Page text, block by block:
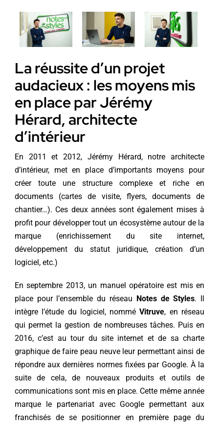
La réussite d’un projet
audacieux : les moyens mis
en place par Jérémy
Hérard, architecte
d’intérieur
En 2011 et 2012, Jérémy Hérard, notre architecte
d’intérieur, met en place d’importants moyens pour
créer toute une structure complexe et riche en
documents (cartes de visite, flyers, documents de
chantier…). Ces deux années sont également mises à
profit pour développer tout un écosystème autour de la
marque (enrichissement du site internet,
développement du statut juridique, création d’un
logiciel, etc.)
En septembre 2013, un manuel opératoire est mis en
place pour l’ensemble du réseau Notes de Styles. Il
intègre l’étude du logiciel, nomméVitruve, en réseau
qui permet la gestion de nombreuses tâches. Puis en
2016, c’est au tour du site internet et de sa charte
graphique de faire peau neuve leur permettant ainsi de
répondre aux dernières normes fixées par Google. À la
suite de cela, de nouveaux produits et outils de
communications sont mis en place. Cette même année
marque le partenariat avec Google permettant aux
franchisés de se positionner en première page du